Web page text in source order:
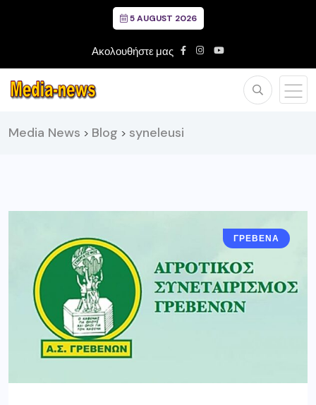
5 AUGUST 2026
Ακολουθήστε μας
Media News > Blog > syneleusi
ΓΡΕΒΕΝΑ